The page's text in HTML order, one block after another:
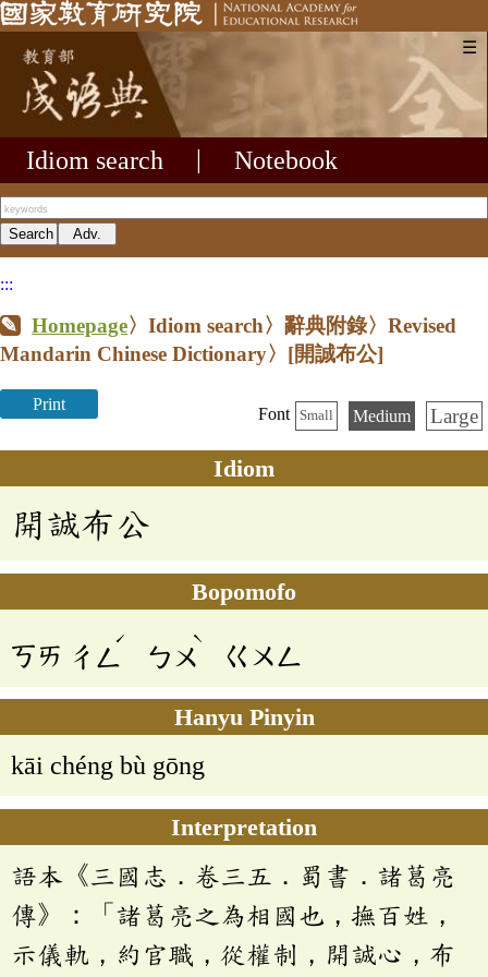
☰
Idiom search Notebook
:::
Homepage〉Idiom search〉辭典附錄〉Revised
Mandarin Chinese Dictionary〉 [開誠布公]
Print
Font Small Medium Large
Idiom
開誠布公
Bopomofo
ㄎㄞ ㄔㄥ
ˊ
ㄅㄨ
ˋ
ㄍㄨㄥ
Hanyu Pinyin
kāi chéng bù gōng
Interpretation
語本《三國志．卷三五．蜀書．諸葛亮
傳》：「諸葛亮之為相國也，撫百姓，
示儀軌，約官職，從權制，開誠心，布